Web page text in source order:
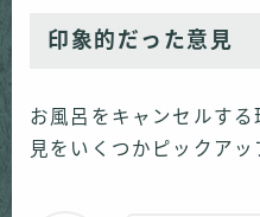
印象的だった意見
お風呂をキャンセルす
見をいくつかピックアッ